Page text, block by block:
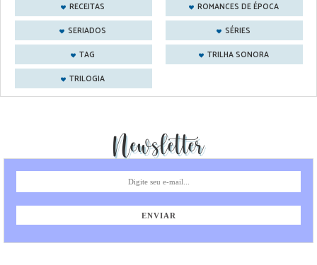
RECEITAS
ROMANCES DE ÉPOCA
SERIADOS
SÉRIES
TAG
TRILHA SONORA
TRILOGIA
Newsletter